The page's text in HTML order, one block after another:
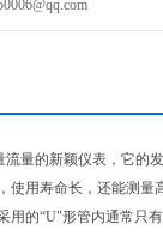
量的新颖仪表，它的
用寿命长，还能测量
的“U"形管内通常只